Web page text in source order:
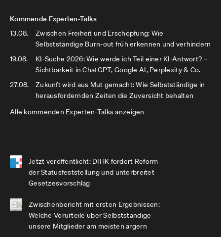
Kommende Experten-Talks
13.08.
Zwischen Freiheit und Erschöpfung: Wie
Selbstständige Burn-out früh erkennen und verhindern
19.08.
KI-Suche 2026: Wie werde ich Teil einer KI-Antwort? –
Sichtbarkeit in ChatGPT, Google AI, Perplexity & Co.
27.08.
Zukunft wird aus Mut gemacht: Wie Selbstständige in
herausfordernden Zeiten die Zuversicht behalten
Alle kommenden Experten-Talks anzeigen
Jetzt veröffentlicht: DIHK fordert Reform
der Statusfeststellung und unterbreitet
Gesetzesvorschlag
Zwischenbericht mit ersten Ergebnissen:
Welche Vorurteile über Selbstständige
unsere Mitglieder am meisten ärgern